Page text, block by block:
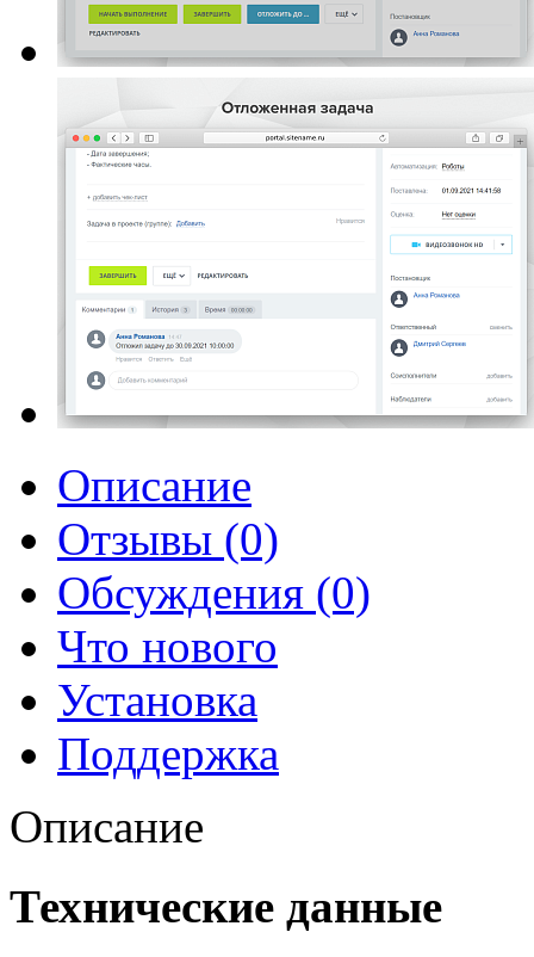
Описание
Отзывы (0)
Обсуждения (0)
Что нового
Установка
Поддержка
Описание
Технические данные